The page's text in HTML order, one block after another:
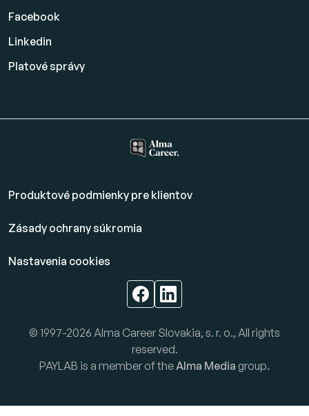
Facebook
Linkedin
Platovésprávy
Produktové podmienky pre klientov
Zásady ochrany súkromia
Nastavenia cookies
© 1997-2026 Alma Career Slovakia, s. r. o., All rights
reserved.
PAYLAB is a member of theAlma Media group.